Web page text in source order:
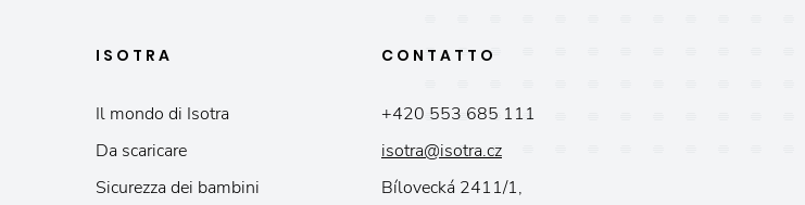
ISOTRA
Il mondo di Isotra
Da scaricare
Sicurezza dei bambini
CONTATTO
+420 553 685 111
isotra@isotra.cz
Bílovecká 2411/1,